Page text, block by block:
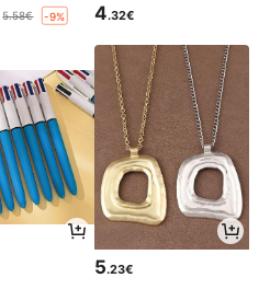
5.58€ -9% 4.32€
5.23€